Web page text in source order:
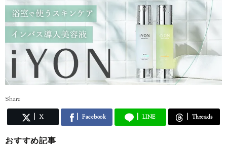
Share
X Facebook LINE Threads
おすすめ記事